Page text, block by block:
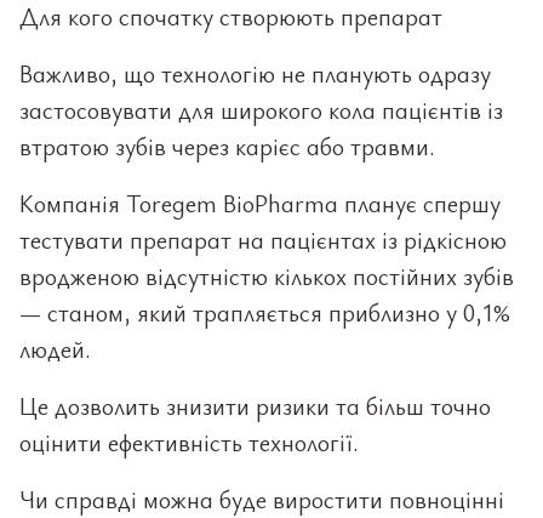
Для кого спочатку створюють препарат
Важливо, що технологію не планують одразу
застосовувати для широкого кола пацієнтів із
втратою зубів через карієс або травми.
Компанія Toregem BioPharma планує спершу
тестувати препарат на пацієнтах із рідкісною
вродженою відсутністю кількох постійних зубів
— станом, який трапляється приблизно у 0,1%
людей.
Це дозволить знизити ризики та більш точно
оцінити ефективність технології.
Чи справді можна буде виростити повноцінні